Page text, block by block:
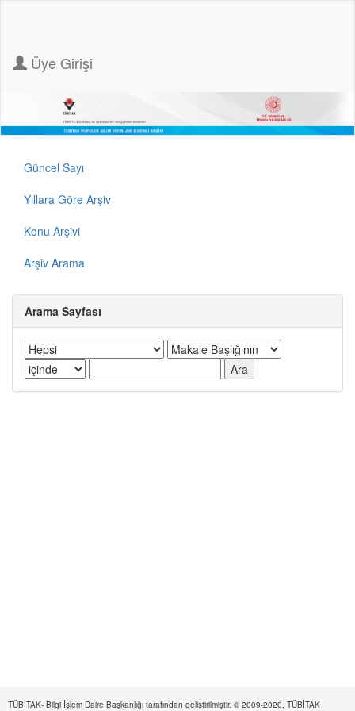
Üye Girişi
Güncel Sayı
Yıllara Göre Arşiv
Konu Arşivi
Arşiv Arama
Arama Sayfası
TÜBİTAK- Bilgi İşlem Daire Başkanlığı tarafından geliştirilmiştir. © 2009-2020, TÜBİTAK